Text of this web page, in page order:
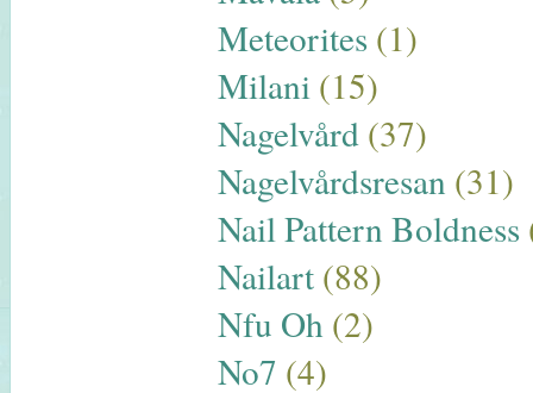
Meteorites (1)
Milani (15)
Nagelvård (37)
Nagelvårdsresan (31)
Nail Pattern Boldness
Nailart (88)
Nfu Oh (2)
No7 (4)